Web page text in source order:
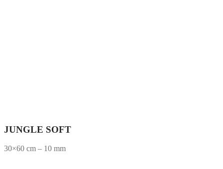
JUNGLE SOFT
30×60 cm – 10 mm